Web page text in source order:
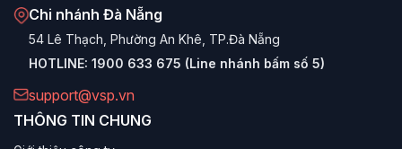
cho các tín đồ đam mê build PC Mini-ITX siêu nhỏ gọn.
Hệ thống bảo vệ cấp độ công nghiệp:Trang bị loạt cảm
biến và mạch bảo vệ chuyên sâu (OCP, OVP, OTP, SCP,
bất thường của lưới điện.
Bảng thông số kỹ thuật tiêu chuẩn của hệ sinh thái
Chi nhánh Đà Nẵng
54 Lê Thạch, Phường An Khê, TP.Đà Nẵng
HOTLINE: 1900 633 675 (Line nhánh bấm số 5)
support@vsp.vn
THÔNG TIN CHUNG